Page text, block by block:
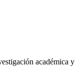
académica y